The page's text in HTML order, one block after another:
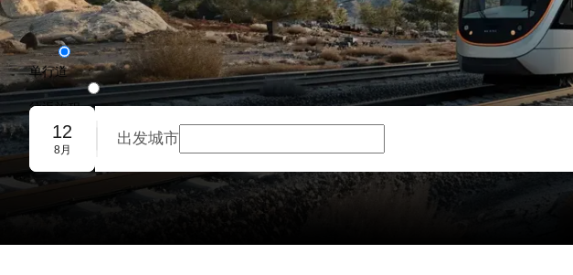
单行道
往返旅程
团体预订
12
8月
出发城市